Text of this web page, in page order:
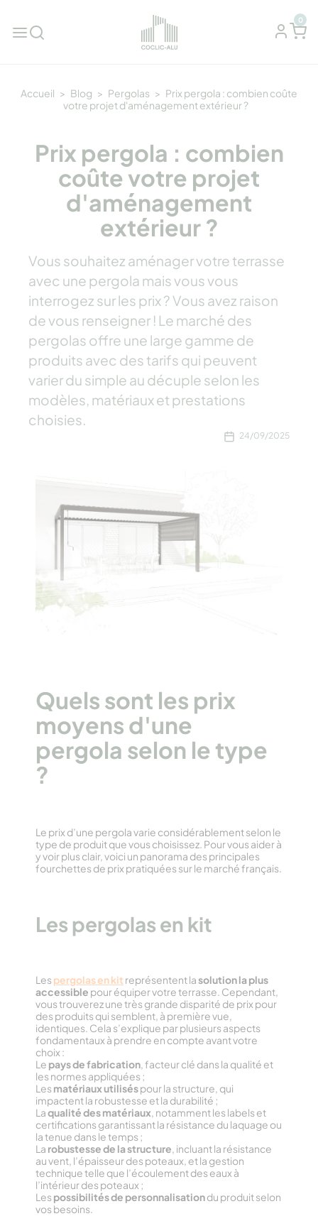
0
Accueil Blog Pergolas
Prix pergola : combien coûte
votre projet d'aménagement extérieur ?
Prix pergola : combien
coûte votre projet
d'aménagement
extérieur ?
Vous souhaitez aménager votre terrasse
avec une pergola mais vous vous
interrogez sur les prix ? Vous avez raison
de vous renseigner ! Le marché des
pergolas offre une large gamme de
produits avec des tarifs qui peuvent
varier du simple au décuple selon les
modèles, matériaux et prestations
choisies.
24/09/2025
Quels sont les prix
moyens d'une
pergola selon le type
?
Le prix d’une pergola varie considérablement selon le
type de produit que vous choisissez. Pour vous aider à
y voir plus clair, voici un panorama des principales
fourchettes de prix pratiquées sur le marché français.
Les pergolas en kit
Les pergolas en kit représentent lasolution la plus
accessible pour équiper votre terrasse. Cependant,
vous trouverez une très grande disparité de prix pour
des produits qui semblent, à première vue,
identiques. Cela s’explique par plusieurs aspects
fondamentaux à prendre en compte avant votre
choix :
Le pays de fabrication, facteur clé dans la qualité et
les normes appliquées ;
Les matériaux utiliséspour la structure, qui
impactent la robustesse et la durabilité ;
Laqualité des matériaux, notamment les labels et
certifications garantissant la résistance du laquage ou
la tenue dans le temps ;
La robustesse de la structure, incluant la résistance
au vent, l’épaisseur des poteaux, et la gestion
technique telle que l’écoulement des eaux à
l’intérieur des poteaux ;
Les possibilités de personnalisationdu produit selon
vos besoins.